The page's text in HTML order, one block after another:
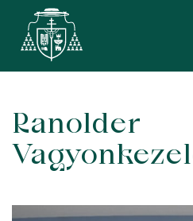
Skip
content
Ranolder